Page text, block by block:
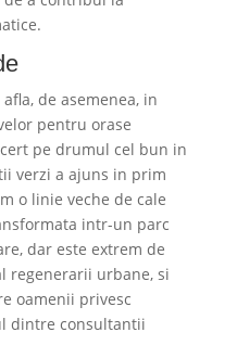
de asemenea, in
pentru orase
pe drumul cel bun in
verzi a ajuns in prim
o linie veche de cale
intr-un parc
dar este extrem de
regenerarii urbane, si
oamenii privesc
dintre consultantii